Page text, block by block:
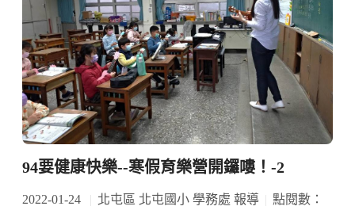
94要健康快樂--寒假育樂營開鑼嘍！-2
2022-01-24 北屯區 北屯國小 學務處 報導
點閱數：